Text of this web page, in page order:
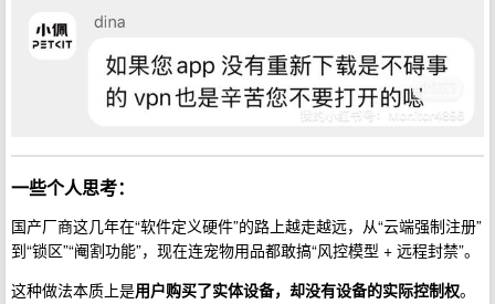
一些个人思考：
国产厂商这几年在“软件定义硬件”的路上越走越远，从“云端强制注册”
到“锁区”“阉割功能”，现在连宠物用品都敢搞“风控模型 + 远程封禁”。
这种做法本质上是用户购买了实体设备，却没有设备的实际控制权。